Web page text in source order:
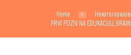
Home
PRVI POZIV NA